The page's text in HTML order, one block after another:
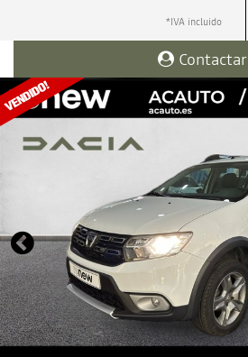
*IVA incluido
Contactar